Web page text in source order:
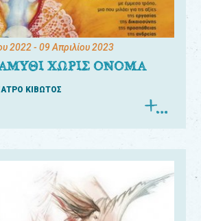
2022- 09 Απριλίου 2023
ΧΩΡΙΣ ΟΝΟΜΑ
ΚΙΒΩΤΟΣ